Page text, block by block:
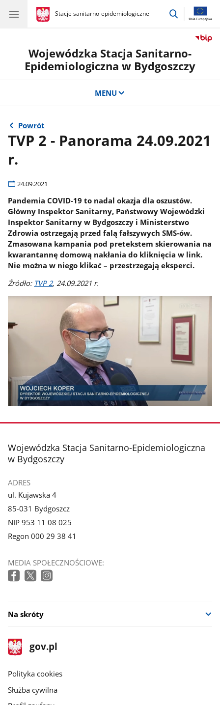
gov.pl
Stacje sanitarno-epidemiologiczne
gov.pl
Stacje
przejdź
Wojewódzka Stacja Sanitarno-
Epidemiologiczna w Bydgoszczy
MENU
Powrót
TVP 2 - Panorama 24.09.2021
r.
24.09.2021
Pandemia COVID-19 to nadal okazja dla oszustów.
Główny Inspektor Sanitarny, Państwowy Wojewódzki
Inspektor Sanitarny w Bydgoszczy i Ministerstwo
Zdrowia ostrzegają przed falą fałszywych SMS-ów.
Zmasowana kampania pod pretekstem skierowania na
kwarantannę domową nakłania do kliknięcia w link.
Nie można w niego klikać – przestrzegają eksperci.
Źródło: TVP 2, 24.09.2021 r.
stopka
Wojewódzka Stacja Sanitarno-Epidemiologiczna
w Bydgoszczy
ADRES
ul. Kujawska 4
85-031 Bydgoszcz
NIP 953 11 08 025
Regon 000 29 38 41
MEDIA SPOŁECZNOŚCIOWE:
Na skróty
stopka
gov.pl
Strona
gov.pl
gov.pl
Polityka cookies
Służba cywilna